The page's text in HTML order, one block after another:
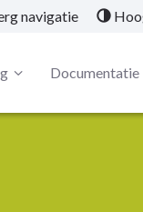
navigatie
Documentatie